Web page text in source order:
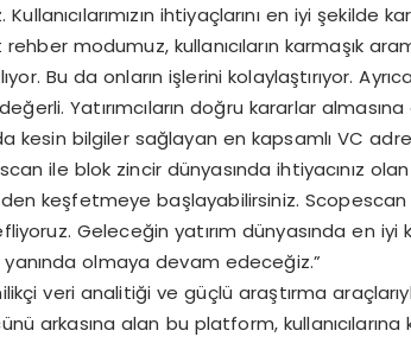
ihtiyaçlarını en iyi şekilde
modumuz, kullanıcıların karmaşık
Bu da onların işlerini kolaylaştırıyor.
Yatırımcıların doğru kararlar
kesin bilgiler sağlayan en kapsamlı VC
ile blok zincir dünyasında ihtiyacınız
keşfetmeye başlayabilirsiniz. Scopescan
Geleceğin yatırım dünyasında en iyi
yanında olmaya devam edeceğiz.”
veri analitiği ve güçlü araştırma
arkasına alan bu platform, kullanıcılarına